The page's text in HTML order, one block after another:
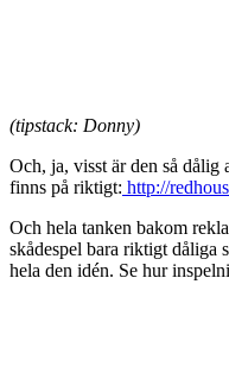
(tipstack: Donny)
Och, ja, visst är den så dålig
finns på riktigt: http://
Och hela tanken bakom
skådespel bara riktigt dåliga
hela den idén. Se hur